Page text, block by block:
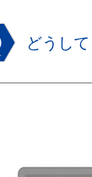
どうし